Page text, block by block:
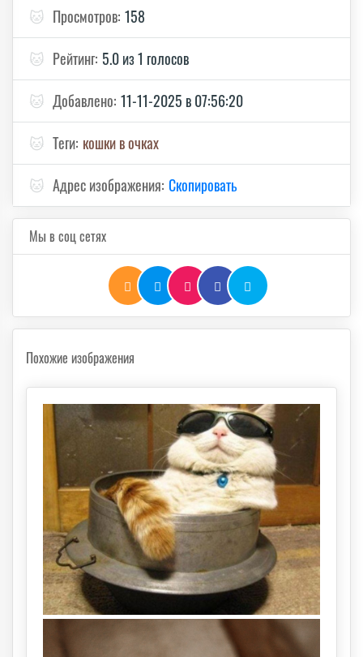
🐱 Просмотров: 158
🐱 Рейтинг: 5.0 из 1 голосов
🐱 Добавлено: 11-11-2025 в 07:56:20
🐱 Теги: кошки в очках
🐱 Адрес изображения: Скопировать
Мы в соц сетях
Похожие изображения